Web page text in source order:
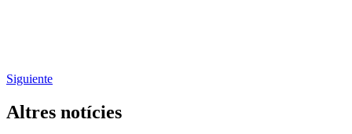
Siguiente
Altres notícies